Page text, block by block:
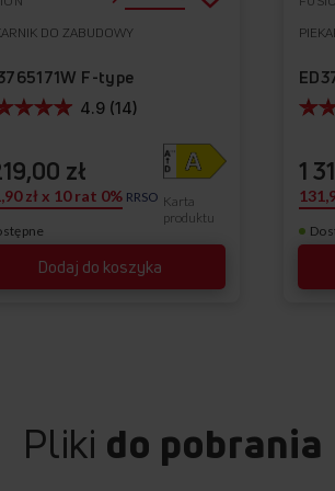
DO ZABUDOWY
F-type
Dodaj do koszyka
4.9 (14)
Karta
produktu
zł
zł x 10 rat 0% RRSO
1
Pliki do pobrania